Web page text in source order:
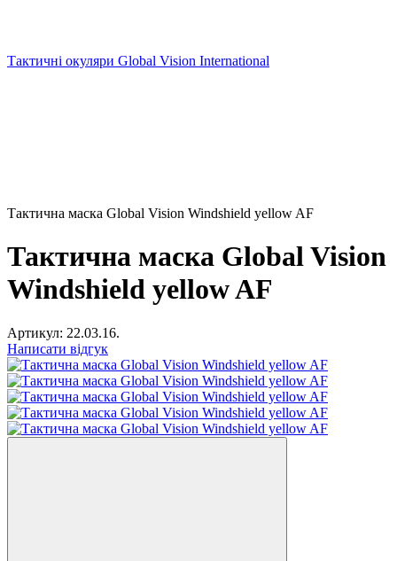
Тактичні окуляри Global Vision International
Тактична маска Global Vision Windshield yellow AF
Тактична маска Global Vision
Windshield yellow AF
Артикул: 22.03.16.
Написати відгук